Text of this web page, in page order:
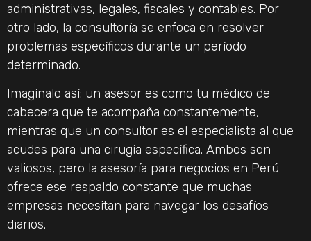
administrativas, legales, fiscales y contables. Por
otro lado, la consultoría se enfoca en resolver
problemas específicos durante un período
determinado.
Imagínalo así: un asesor es como tu médico de
cabecera que te acompaña constantemente,
mientras que un consultor es el especialista al que
acudes para una cirugía específica. Ambos son
valiosos, pero la asesoría para negocios en Perú
ofrece ese respaldo constante que muchas
empresas necesitan para navegar los desafíos
diarios.